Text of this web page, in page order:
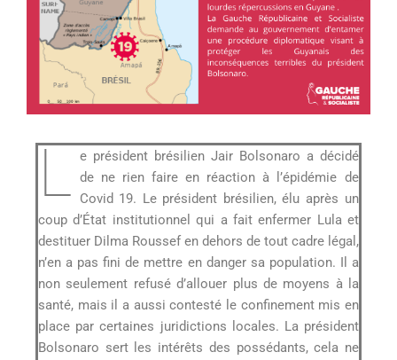
L e président brésilien Jair Bolsonaro a décidé
de ne rien faire en réaction à l’épidémie de
Covid 19. Le président brésilien, élu après un
coup d’État institutionnel qui a fait enfermer Lula et
destituer Dilma Roussef en dehors de tout cadre légal,
n’en a pas fini de mettre en danger sa population. Il a
non seulement refusé d’allouer plus de moyens à la
santé, mais il a aussi contesté le confinement mis en
place par certaines juridictions locales. La président
Bolsonaro sert les intérêts des possédants, cela ne